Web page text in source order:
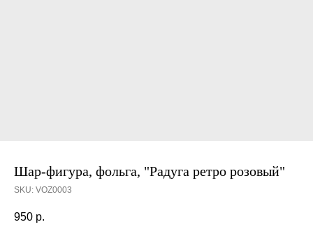
Шар-фигура, фольга, "Радуга ретро розовый"
SKU: VOZ0003
950 р.